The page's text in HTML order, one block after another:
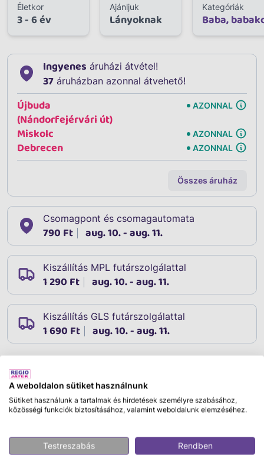
Életkor
3 - 6 év
Ajánljuk
Lányoknak
Kategóriák
Baba,
Ingyenes áruházi átvétel!
37 áruházban azonnal átvehető!
Újbuda
(Nándorfejérvári út)
AZONNAL
Miskolc AZONNAL
Debrecen AZONNAL
Összes áruház
Csomagpont és csomagautomata
790 Ft aug. 10. - aug. 11.
Kiszállítás MPL futárszolgálattal
1 290 Ft aug. 10. - aug. 11.
Kiszállítás GLS futárszolgálattal
1 690 Ft aug. 10. - aug. 11.
Leírás
Kérjük, hogy a megjegyzésben tüntesd fel, melyik
erejéig elérhetőek.
A weboldalon sütiket használnunk
Sütiket használunk a tartalmak és hirdetések személyre szabásához,
közösségi funkciók biztosításához, valamint weboldalunk elemzéséhez.
Testreszabás Rendben